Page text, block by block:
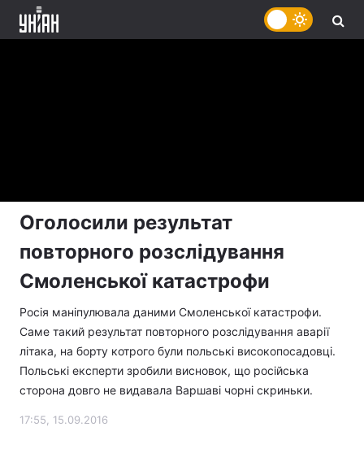
Оголосили результат
повторного розслідування
Смоленської катастрофи
Росія маніпулювала даними Смоленської катастрофи.
Саме такий результат повторного розслідування аварії
літака, на борту котрого були польські високопосадовці.
Польські експерти зробили висновок, що російська
сторона довго не видавала Варшаві чорні скриньки.
17:55, 15.09.2016